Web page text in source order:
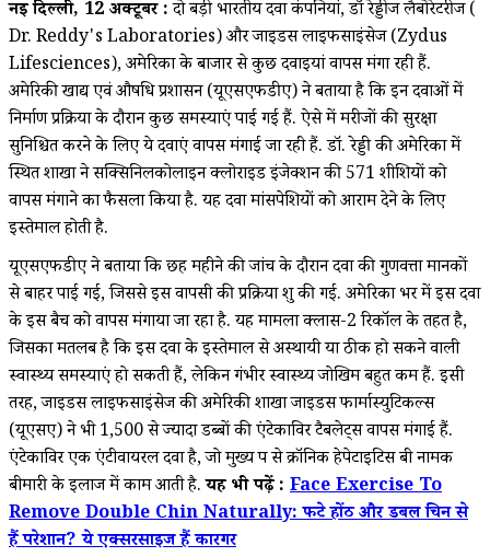
नई दिल्ली, 12 अक्टूबर :दो बड़ी भारतीय दवा कंपनियां, डॉ रेड्डीज लैबोरेटरीज (
Dr. Reddy's Laboratories) और जाइडस लाइफसाइंसेज (Zydus
Lifesciences), अमेरिका के बाजार से कुछ दवाइयां वापस मंगा रही हैं.
अमेरिकी खाद्य एवं औषधि प्रशासन (यूएसएफडीए) ने बताया है कि इन दवाओं में
निर्माण प्रक्रिया के दौरान कुछ समस्याएं पाई गई हैं. ऐसे में मरीजों की सुरक्षा
सुनिश्चित करने के लिए ये दवाएं वापस मंगाई जा रही हैं. डॉ. रेड्डी की अमेरिका में
स्थित शाखा ने सक्सिनिलकोलाइन क्लोराइड इंजेक्शन की 571 शीशियों को
वापस मंगाने का फैसला किया है. यह दवा मांसपेशियों को आराम देने के लिए
इस्तेमाल होती है.
यूएसएफडीए ने बताया कि छह महीने की जांच के दौरान दवा की गुणवत्ता मानकों
से बाहर पाई गई, जिससे इस वापसी की प्रक्रिया शुरू की गई. अमेरिका भर में इस दवा
के इस बैच को वापस मंगाया जा रहा है. यह मामला क्लास-2 रिकॉल के तहत है,
जिसका मतलब है कि इस दवा के इस्तेमाल से अस्थायी या ठीक हो सकने वाली
स्वास्थ्य समस्याएं हो सकती हैं, लेकिन गंभीर स्वास्थ्य जोखिम बहुत कम हैं. इसी
तरह, जाइडस लाइफसाइंसेज की अमेरिकी शाखा जाइडस फार्मास्युटिकल्स
(यूएसए) ने भी 1,500 से ज्यादा डब्बों की एंटेकाविर टैबलेट्स वापस मंगाई हैं.
एंटेकाविर एक एंटीवायरल दवा है, जो मुख्य रूप से क्रॉनिक हेपेटाइटिस बी नामक
बीमारी के इलाज में काम आती है.यह भी पढ़ें : Face Exercise To
Remove Double Chin Naturally: फटे होंठ और डबल चिन से
हैं परेशान? ये एक्सरसाइज हैं कारगर